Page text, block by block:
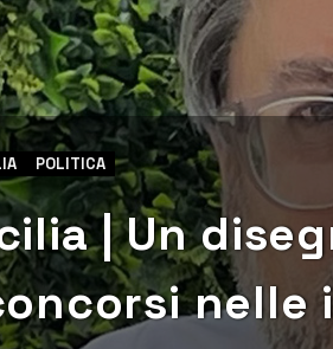
POLITICA
| Un
nelle